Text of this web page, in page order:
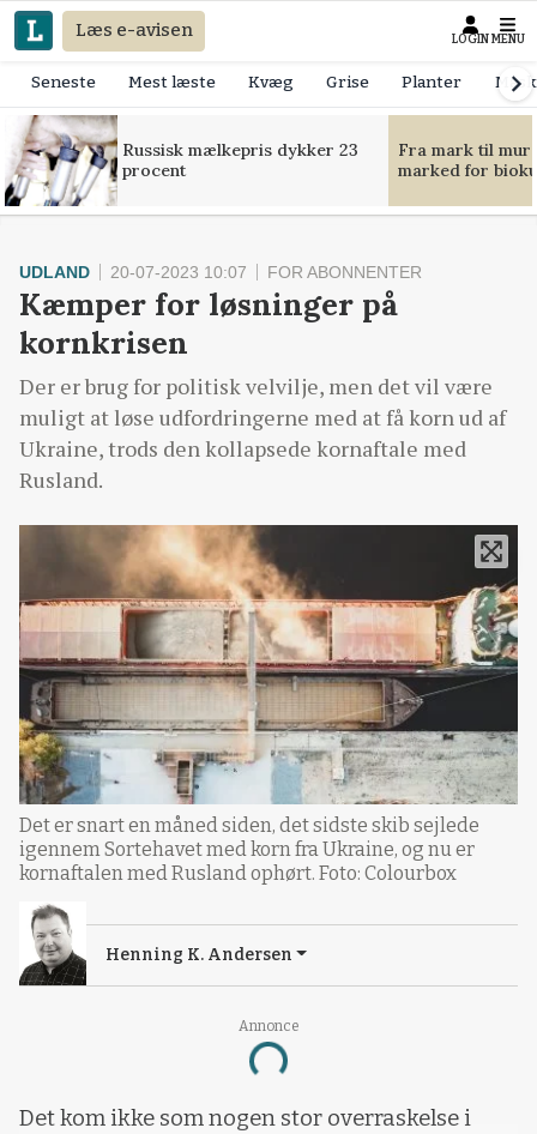
Læs e-avisen LOGIN MENU
Seneste Mest læste Kvæg Grise Planter
Russisk mælkepris dykker 23
procent
Fra mark til
marked for
Annonce
Loading...
UDLAND 20-07-2023 10:07 FOR ABONNENTER
Kæmper for løsninger på
kornkrisen
Der er brug for politisk velvilje, men det vil være
muligt at løse udfordringerne med at få korn ud af
Ukraine, trods den kollapsede kornaftale med
Rusland.
Det er snart en måned siden, det sidste skib sejlede
igennem Sortehavet med korn fra Ukraine, og nu er
kornaftalen med Rusland ophørt. Foto: Colourbox
Henning K. Andersen
Det kom ikke som nogen stor overraskelse i